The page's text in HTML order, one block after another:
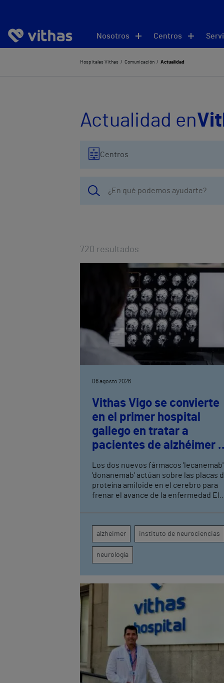
Nosotros Centros
Hospitales Vithas Comunicación Actualidad
Actualidad en
Centros
720 resultados
06 agosto 2026
Vithas Vigo se convierte
en el primer hospital
gallego en tratar a
pacientes de alzhéimer
fase leve con terapias
antiamiloide
Los dos nuevos fármacos 'lecanemab'
'donanemab' actúan sobre las placas
proteína amiloide en el cerebro para
frenar el avance de la enfermedad El
para el exhaustivo seguimiento clínico
de cada paciente
alzheimer instituto de neurociencias
neurología